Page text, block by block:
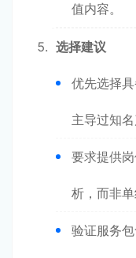
值内容。
选择建议
优先选择
主导过知名
要求提供
析，而非单
验证服务